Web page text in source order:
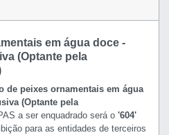
em água doce -
(Optante pela
de peixes ornamentais em água
(Optante pela
a ser enquadrado será o '604'
para as entidades de terceiros